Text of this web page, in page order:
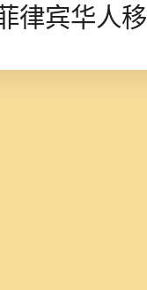
律宾华人